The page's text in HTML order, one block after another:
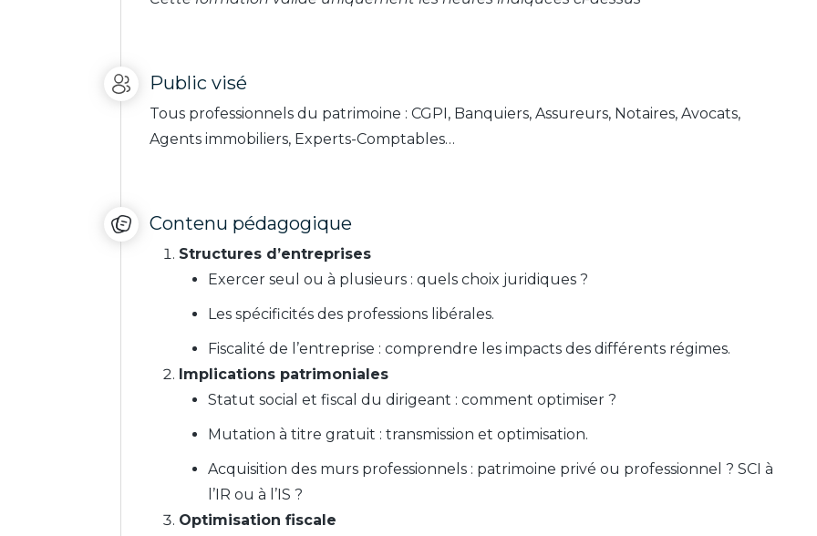
Public visé
Tous professionnels du patrimoine : CGPI, Banquiers, Assureurs, Notaires, Avocats,
Agents immobiliers, Experts-Comptables…
Contenu pédagogique
Structures d’entreprises
Exercer seul ou à plusieurs : quels choix juridiques ?
Les spécificités des professions libérales.
Fiscalité de l’entreprise : comprendre les impacts des différents régimes.
Implications patrimoniales
Statut social et fiscal du dirigeant : comment optimiser ?
Mutation à titre gratuit : transmission et optimisation.
Acquisition des murs professionnels : patrimoine privé ou professionnel ? SCI à
l’IR ou à l’IS ?
Optimisation fiscale